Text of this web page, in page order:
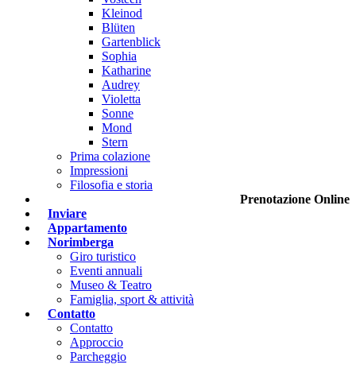
Kleinod
Blüten
Gartenblick
Sophia
Katharine
Audrey
Violetta
Sonne
Mond
Stern
Prima colazione
Impressioni
Filosofia e storia
Prenotazione Online
Inviare
Appartamento
Norimberga
Giro turistico
Eventi annuali
Museo & Teatro
Famiglia, sport & attività
Contatto
Contatto
Approccio
Parcheggio